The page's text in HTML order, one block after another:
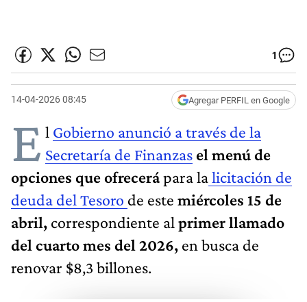
1
14-04-2026 08:45 Agregar PERFIL en Google
E l Gobierno anunció a través de la
Secretaría de Finanzas el menú de
opciones que ofrecerápara lalicitación de
deuda del Tesoro de este miércoles 15 de
abril, correspondiente al primer llamado
del cuarto mes del 2026, en busca de
renovar $8,3 billones.